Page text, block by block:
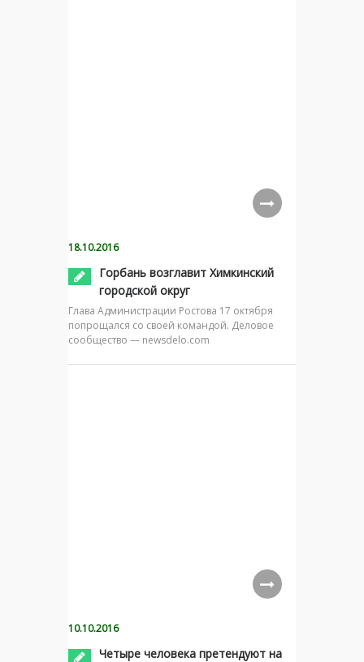
18.10.2016
Горбань возглавит Химкинский
городской округ
Глава Администрации Ростова 17 октября
попрощался со своей командой. Деловое
сообщество — newsdelo.com
10.10.2016
Четыре человека претендуют на